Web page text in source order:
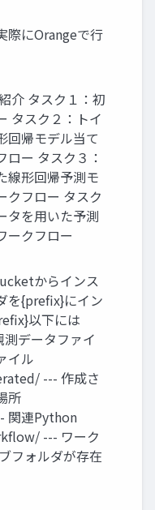
際にOrangeで行
介 タスク１：初
タスク２：トイ
回帰モデル当て
ー タスク３：
線形回帰予測モ
クフロー タスク
タを用いた予測
ークフロー
からインス
を{prefix}にイン
以下には
データファイ
イル
--- 作成さ
所
関連Python
--- ワーク
フォルダが存在